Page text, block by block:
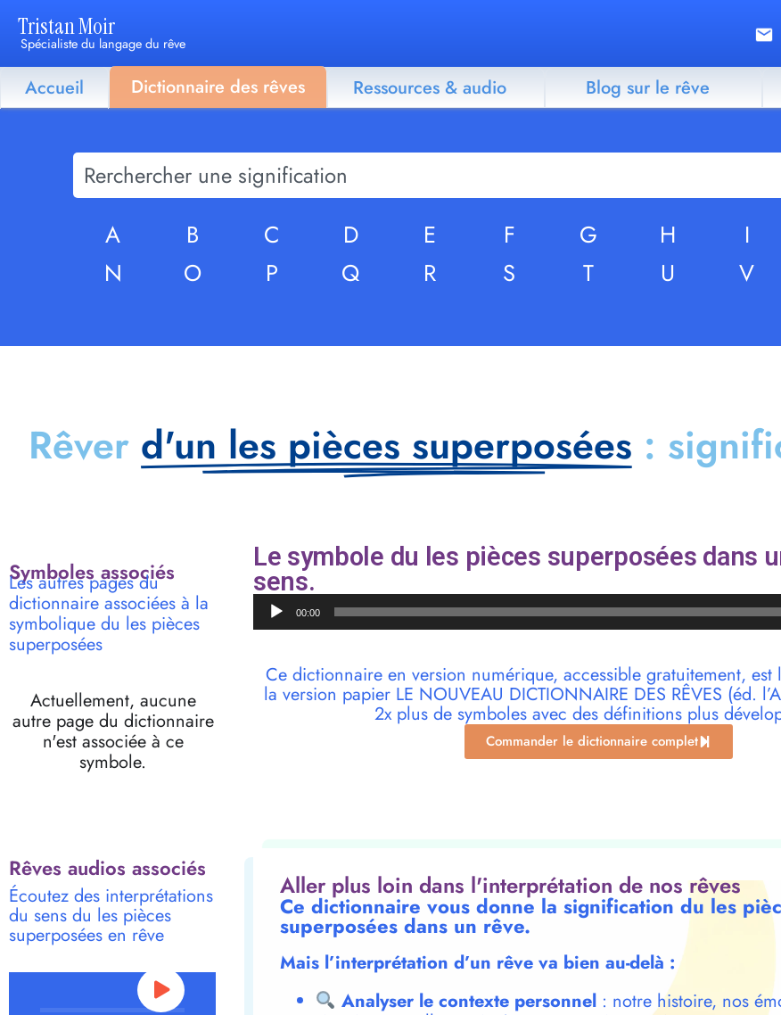
Tristan Moir
Spécialiste du langage du rêve
Accueil Dictionnaire des rêves Ressources & audio Blog sur le rêve
A B C D E F G H I
N
O P Q R S T U V
Rêver d'un les pièces superposées :
Symboles associés
Les autres pages du
dictionnaire associées à la
symbolique du les pièces
superposées
Actuellement, aucune
autre page du dictionnaire
n'est associée à ce
symbole.
Rêves audios associés
Écoutez des interprétations
du sens du les pièces
superposées en rêve
Le symbole du les pièces superposées dans
sens.
Lecteur
audio00:00
Ce dictionnaire en version numérique, accessible gratuitement,
la version papier LE NOUVEAU DICTIONNAIRE DES RÊVES (éd.
2x plus de symboles avec des définitions plus
Commander le dictionnaire complet
Aller plus loin dans l'interprétation de nos rêves
Ce dictionnaire vous donne la signification du les
superposées dans un rêve.
Mais l’interprétation d’un rêve va bien au-delà :
Analyser le contexte personnel: notre histoire, nos